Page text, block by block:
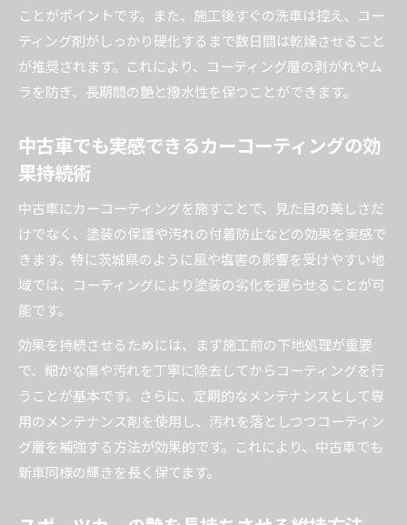
ことがポイントです。また、施工後すぐの洗車は控え、コー
ティング剤がしっかり硬化するまで数日間は乾燥させること
が推奨されます。これにより、コーティング層の剥がれやム
ラを防ぎ、長期間の艶と撥水性を保つことができます。
中古車でも実感できるカーコーティングの効
果持続術
中古車にカーコーティングを施すことで、見た目の美しさだ
けでなく、塗装の保護や汚れの付着防止などの効果を実感で
きます。特に茨城県のように風や塩害の影響を受けやすい地
域では、コーティングにより塗装の劣化を遅らせることが可
能です。
効果を持続させるためには、まず施工前の下地処理が重要
で、細かな傷や汚れを丁寧に除去してからコーティングを行
うことが基本です。さらに、定期的なメンテナンスとして専
用のメンテナンス剤を使用し、汚れを落としつつコーティン
グ層を補強する方法が効果的です。これにより、中古車でも
新車同様の輝きを長く保てます。